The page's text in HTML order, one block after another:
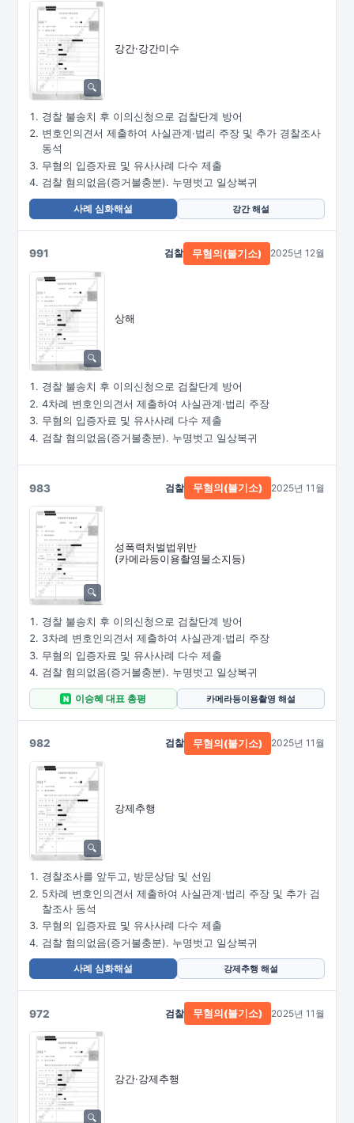
강간·강간미수
경찰 불송치 후 이의신청으로 검찰단계 방어
변호인의견서 제출하여 사실관계·법리 주장 및 추가 경찰조사
동석
무혐의 입증자료 및 유사사례 다수 제출
검찰 혐의없음(증거불충분). 누명벗고 일상복귀
사례 심화해설 강간 해설
991
상해
검찰 무혐의(불기소) 2025년 12월
경찰 불송치 후 이의신청으로 검찰단계 방어
4차례 변호인의견서 제출하여 사실관계·법리 주장
무혐의 입증자료 및 유사사례 다수 제출
검찰 혐의없음(증거불충분). 누명벗고 일상복귀
983
성폭력처벌법위반
(카메라등이용촬영물소지등)
검찰 무혐의(불기소) 2025년 11월
경찰 불송치 후 이의신청으로 검찰단계 방어
3차례 변호인의견서 제출하여 사실관계·법리 주장
무혐의 입증자료 및 유사사례 다수 제출
검찰 혐의없음(증거불충분). 누명벗고 일상복귀
N 이승혜 대표 총평 카메라등이용촬영 해설
982
강제추행
검찰 무혐의(불기소) 2025년 11월
경찰조사를 앞두고, 방문상담 및 선임
5차례 변호인의견서 제출하여 사실관계·법리 주장 및 추가 검
찰조사 동석
무혐의 입증자료 및 유사사례 다수 제출
검찰 혐의없음(증거불충분). 누명벗고 일상복귀
사례 심화해설 강제추행 해설
972
강간·강제추행
검찰 무혐의(불기소) 2025년 11월